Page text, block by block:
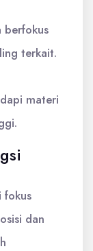
berfokus
terkait.
materi
fokus
dan